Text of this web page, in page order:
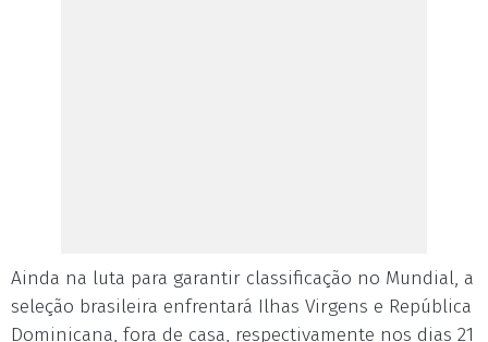
Ainda na luta para garantir classificação no Mundial, a
seleção brasileira enfrentará Ilhas Virgens e República
Dominicana, fora de casa, respectivamente nos dias 21